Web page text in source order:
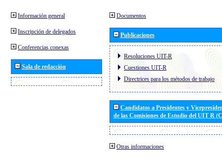
Información general
Inscripción de delegados
Conferencias conexas
Sala de redacción
Documentos
Publicaciones
Resoluciones UIT-R
Cuestiones UIT-R
Directrices para los métodos de trabajo
Candidatos a Presidentes y
de las Comisiones de Estudio del UIT R
Otras informaciones